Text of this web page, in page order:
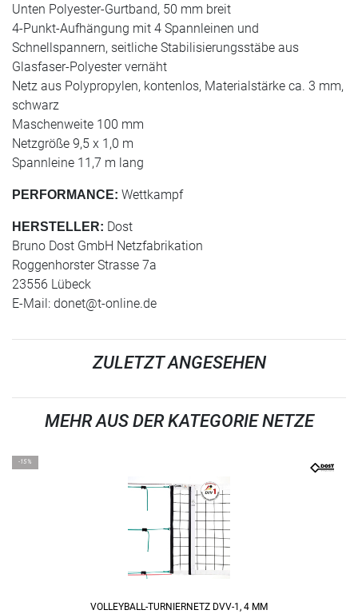
Unten Polyester-Gurtband, 50 mm breit
4-Punkt-Aufhängung mit 4 Spannleinen und
Schnellspannern, seitliche Stabilisierungsstäbe aus
Glasfaser-Polyester vernäht
Netz aus Polypropylen, kontenlos, Materialstärke ca. 3 mm,
schwarz
Maschenweite 100 mm
Netzgröße 9,5 x 1,0 m
Spannleine 11,7 m lang
PERFORMANCE: Wettkampf
HERSTELLER: Dost
Bruno Dost GmbH Netzfabrikation
Roggenhorster Strasse 7a
23556 Lübeck
E-Mail: donet@t-online.de
ZULETZT ANGESEHEN
MEHR AUS DER KATEGORIE NETZE
-15%
VOLLEYBALL-TURNIERNETZ DVV-1, 4 MM